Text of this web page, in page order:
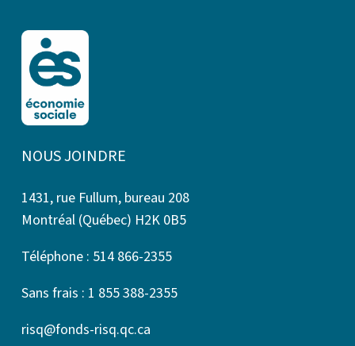
NOUS JOINDRE
1431, rue Fullum, bureau 208
Montréal (Québec) H2K 0B5
Téléphone : 514 866-2355
Sans frais : 1 855 388-2355
risq@fonds-risq.qc.ca